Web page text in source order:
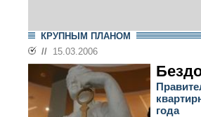
КРУПНЫМ ПЛАНОМ
// 15.03.2006
года